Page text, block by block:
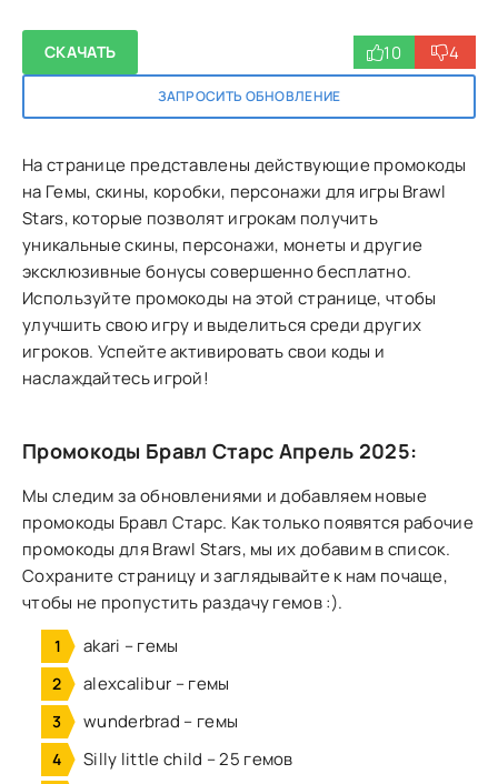
СКАЧАТЬ
ЗАПРОСИТЬ ОБНОВЛЕНИЕ
10 4
На странице представлены действующие промокоды
на Гемы, скины, коробки, персонажи для игры Brawl
Stars, которые позволят игрокам получить
уникальные скины, персонажи, монеты и другие
эксклюзивные бонусы совершенно бесплатно.
Используйте промокоды на этой странице, чтобы
улучшить свою игру и выделиться среди других
игроков. Успейте активировать свои коды и
наслаждайтесь игрой!
Промокоды Бравл Старс Апрель 2025:
Мы следим за обновлениями и добавляем новые
промокоды Бравл Старс. Как только появятся рабочие
промокоды для Brawl Stars, мы их добавим в список.
Сохраните страницу и заглядывайте к нам почаще,
чтобы не пропустить раздачу гемов :).
akari – гемы
alexcalibur – гемы
wunderbrad – гемы
Silly little child – 25 гемов